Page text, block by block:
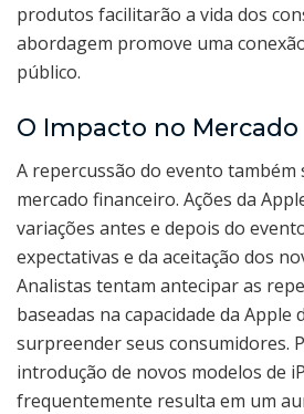
produtos facilitarão a vida dos
abordagem promove uma
público.
O Impacto no Mercado
A repercussão do evento também
mercado financeiro. Ações da
variações antes e depois do
expectativas e da aceitação dos
Analistas tentam antecipar as
baseadas na capacidade da Apple
surpreender seus consumidores.
introdução de novos modelos de
frequentemente resulta em um